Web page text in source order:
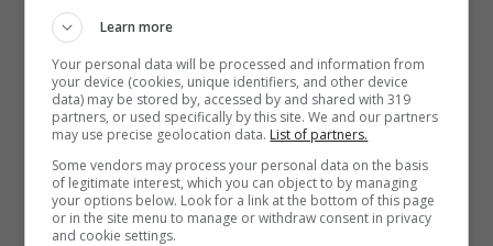
I biglietti per la finale e per 17 partite della
fase a gironi sono stati messi in vendita nei
giorni scorso, e altri biglietti saranno resi
disponibili gradualmente fino alla fine del
torneo. Mercoledì, all’apertura della nuova
Learn more
Your personal data will be processed and information from
your device (cookies, unique identifiers, and other device
data) may be stored by, accessed by and shared with 319
partners, or used specifically by this site. We and our partners
may use precise geolocation data. List of partners.
Some vendors may process your personal data on the basis
of legitimate interest, which you can object to by managing
your options below. Look for a link at the bottom of this page
or in the site menu to manage or withdraw consent in privacy
and cookie settings.